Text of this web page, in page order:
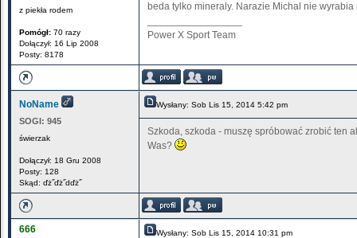
z piekła rodem
Pomógł: 70 razy
Dołączył: 16 Lip 2008
Posty: 8178
beda tylko mineraly. Narazie Michal nie
Power X Sport Team
NoName
SOGI: 945
świerzak
Dołączył: 18 Gru 2008
Posty: 128
Skąd: ďż˝ďż˝dďż˝
Wysłany: Sob Lis 15, 2014 5:42 pm
Szkoda, szkoda - muszę spróbować zrobić ten
Was?
666 Wysłany: Sob Lis 15, 2014 10:31 pm